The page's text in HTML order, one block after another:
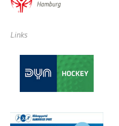
Links